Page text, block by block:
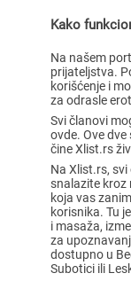
Kako
Na našem
prijateljstva.
korišćenje i
za odrasle
Svi članovi
ovde. Ove
čine Xlist.rs
Na Xlist.rs,
snalazite kroz
koja vas
korisnika. Tu
i masaža,
za
dostupno u
Subotici ili